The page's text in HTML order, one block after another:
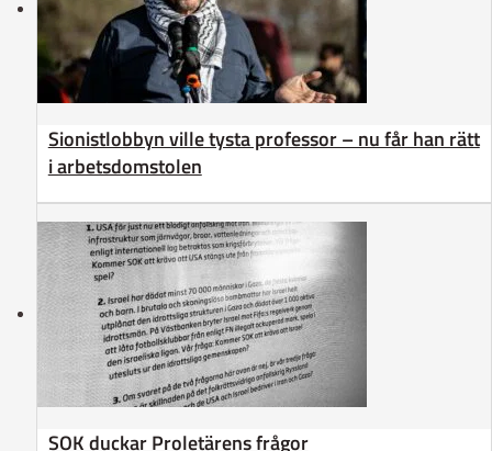
Sionistlobbyn ville tysta professor – nu får han rätt
i arbetsdomstolen
SOK duckar Proletärens frågor